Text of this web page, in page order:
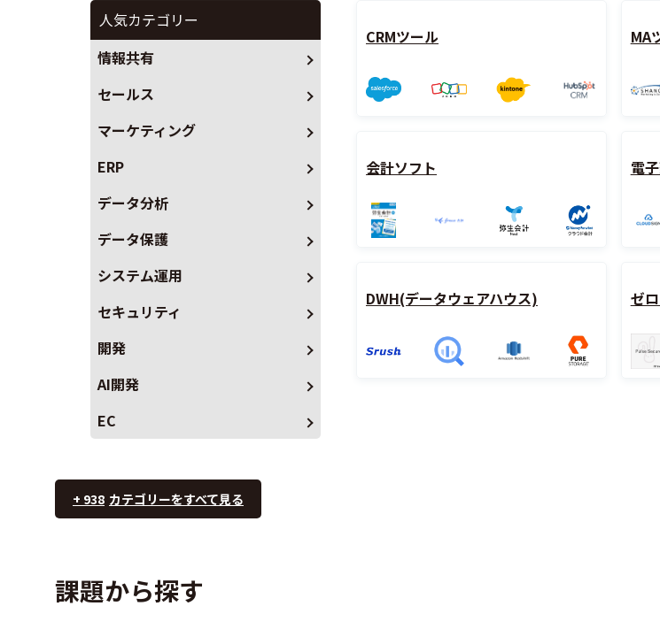
人気カテゴリー
情報共有
セールス
マーケティング
ERP
データ分析
データ保護
システム運用
セキュリティ
開発
AI開発
EC
CRMツール MA
会計ソフト 電
DWH(データウェアハウス) ゼ
+ 938 カテゴリーをすべて見る
課題から探す